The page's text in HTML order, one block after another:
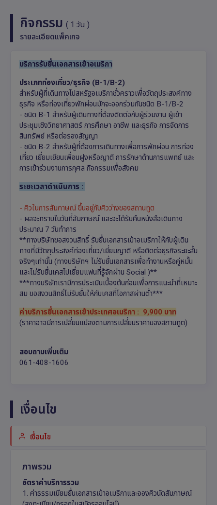
กิจกรรม( 1 วัน )
รายละเอียดแพ็คเกจ
บริการรับยื่นเอกสารเข้าอเมริกา
ประเภทท่องเที่ยว/ธุรกิจ (B-1/B-2)
สำหรับผู้ที่เดินทางไปสหรัฐอเมริกาชั่วคราวเพื่อวัตถุประสงค์ทาง
ธุรกิจ หรือท่องเที่ยวพักผ่อนมักจะออกร่วมกันชนิด B-1/B-2
- ชนิด B-1 สำหรับผู้เดินทางที่ต้องติดต่อกับผู้ร่วมงาน ผู้เข้า
ประชุมเชิงวิทยาศาสตร์ การศึกษา อาชีพ และธุรกิจ การจัดการ
สินทรัพย์ หรือต่อรองสัญญา
- ชนิด B-2 สำหรับผู้ที่ต้องการเดินทางเพื่อการพักผ่อน การท่อง
เที่ยว เยี่ยมเยียนเพื่อนฝูงหรือญาติ การรักษาด้านการแพทย์ และ
การเข้าร่วมงานการกุศล กิจกรรมเพื่อสังคม
ระยะเวลาดำเนินการ :
- คิวในการสัมภาษณ์ ขึ้นอยู่กับคิวว่างของสถานทูต
- ผลจะทราบในวันที่สัมภาษณ์ และจะได้รับคืนหนังสือเดินทาง
ประมาณ 7 วันทำการ
**ทางบริษัทขอสงวนสิทธิ์ รับยื่นเอกสารเข้าอเมริกาให้กับผู้เดิน
ทางที่มีวัตถุประสงค์ท่องเที่ยว/เยี่ยมญาติ หรือติดต่อธุรกิจระยะสั้น
จริงๆเท่านั้น (ทางบริษัทฯ ไม่รับยื่นเอกสารเพื่อทำงานหรือคู่หมั้น
และไม่รับยื่นเคสไปเยี่ยมแฟนที่รู้จักผ่าน Social )**
***ทางบริษัทเรามีการประเมินเบื้องต้นก่อนเพื่อการแนะนำที่เหมาะ
สม ขอสงวนสิทธิ์ไม่รับยื่นให้กับเคสที่โอกาสผ่านต่ำ***
ค่าบริการยื่นเอกสารเข้าประเทศอเมริกา: 9,900 บาท
(ราคาอาจมีการเปลี่ยนแปลงตามการเปลี่ยนราคาของสถานทูต)
สอบถามเพิ่มเติม
061-408-1606
เงื่อนไข
เงื่อนไข
ภาพรวม
อัตราค่าบริการรวม
1. ค่าธรรมเนียมยื่นเอกสารเข้าอเมริกาและจองคิวนัดสัมภาษณ์